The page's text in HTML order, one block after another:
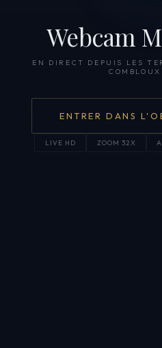
Webcam
EN DIRECT DEPUIS LES
ENTRER DANS
LIVE HD ZOOM 32X